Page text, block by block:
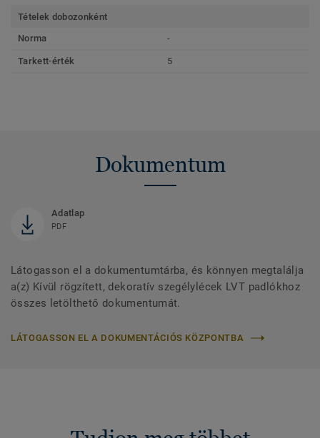
Tételek dobozonként
Norma
-
Tarkett-érték 5
Dokumentum
Adatlap
PDF
Látogasson el a dokumentumtárba, és könnyen megtalálja
a(z) Kívül rögzített, dekoratív szegélylécek LVT padlókhoz
összes letölthető dokumentumát.
LÁTOGASSON EL A DOKUMENTÁCIÓS KÖZPONTBA